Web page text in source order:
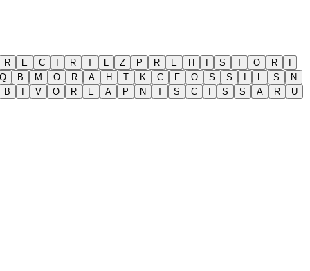
R E C I R T L Z P R E H I S T O R
I
Q B M O R A H T K C F O S S I L S
N
B I V O R E A P N T S C I S S A R
U